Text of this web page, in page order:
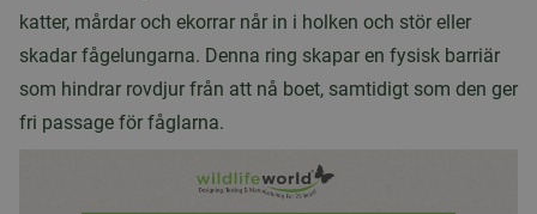
katter, mårdar och ekorrar når in i holken och stör eller
skadar fågelungarna. Denna ring skapar en fysisk barriär
som hindrar rovdjur från att nå boet, samtidigt som den ger
fri passage för fåglarna.